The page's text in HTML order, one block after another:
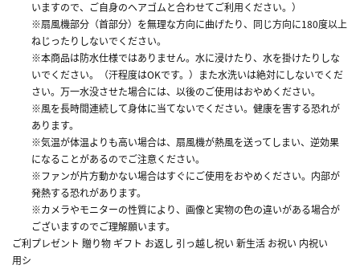
いますので、ご自身のヘアゴムと合わせてご利用ください。）
※扇風機部分（首部分）を無理な方向に曲げたり、同じ方向に180度以上
ねじったりしないでください。
※本商品は防水仕様ではありません。水に浸けたり、水を掛けたりしな
いでください。（汗程度はOKです。）また水洗いは絶対にしないでくだ
さい。万一水没させた場合には、以後のご使用はおやめください。
※風を長時間連続して身体に当てないでください。健康を害する恐れが
あります。
※気温が体温よりも高い場合は、扇風機が熱風を送ってしまい、逆効果
になることがあるのでご注意ください。
※ファンが片方動かない場合はすぐにご使用をおやめください。内部が
発熱する恐れがあります。
※カメラやモニターの性質により、画像と実物の色の違いがある場合が
ございますのでご理解願います。
ご利
用シ
プレゼント 贈り物 ギフト お返し 引っ越し祝い 新生活 お祝い 内祝い